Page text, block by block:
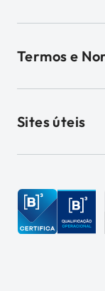
Termos e
Sites úteis